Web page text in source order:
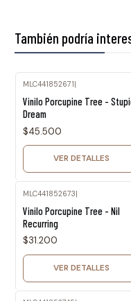
También podría
MLC441852671|
Vinilo Porcupine Tree -
Dream
$45.500
VER DETALLES
MLC441852673|
Vinilo Porcupine Tree - Nil
Recurring
$31.200
VER DETALLES